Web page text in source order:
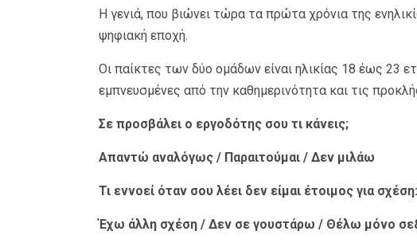
Η γενιά, που βιώνει τώρα τα πρώτα χρόνια της
ψηφιακή εποχή.
Οι παίκτες των δύο ομάδων είναι ηλικίας 18 έως 23
εμπνευσμένες από την καθημερινότητα και τις
Σε προσβάλει ο εργοδότης σου τι κάνεις;
Απαντώ αναλόγως / Παραιτούμαι / Δεν μιλάω
Τι εννοεί όταν σου λέει δεν είμαι έτοιμος για σχέση:
Έχω άλλη σχέση / Δεν σε γουστάρω / Θέλω μόνο